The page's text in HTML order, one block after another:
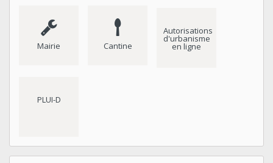
Mairie Cantine
Autorisations
d'urbanisme
en ligne
PLUI-D